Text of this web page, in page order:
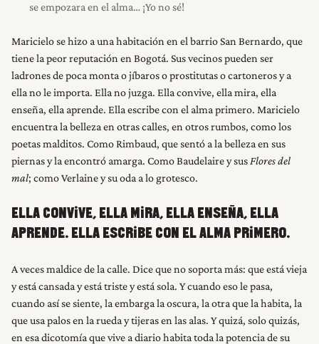
se empozara en el alma… ¡Yo no sé!
Maricielo se hizo a una habitación en el barrio San Bernardo, que
tiene la peor reputación en Bogotá. Sus vecinos pueden ser
ladrones de poca monta o jíbaros o prostitutas o cartoneros y a
ella no le importa. Ella no juzga. Ella convive, ella mira, ella
enseña, ella aprende. Ella escribe con el alma primero. Maricielo
encuentra la belleza en otras calles, en otros rumbos, como los
poetas malditos. Como Rimbaud, que sentó a la belleza en sus
piernas y la encontró amarga. Como Baudelaire y sus Flores del
mal; como Verlaine y su oda a lo grotesco.
ELLA CONVIVE, ELLA MIRA, ELLA ENSEÑA, ELLA
APRENDE. ELLA ESCRIBE CON EL ALMA PRIMERO.
A veces maldice de la calle. Dice que no soporta más: que está vieja
y está cansada y está triste y está sola. Y cuando eso le pasa,
cuando así se siente, la embarga la oscura, la otra que la habita, la
que usa palos en la rueda y tijeras en las alas. Y quizá, solo quizás,
en esa dicotomía que vive a diario habita toda la potencia de su